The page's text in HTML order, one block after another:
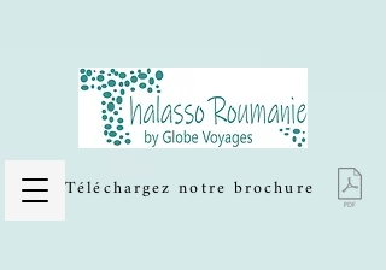
Téléchargez notre brochure